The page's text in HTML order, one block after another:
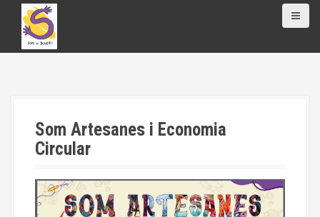
t
Som Artesanes i Economia
Circular